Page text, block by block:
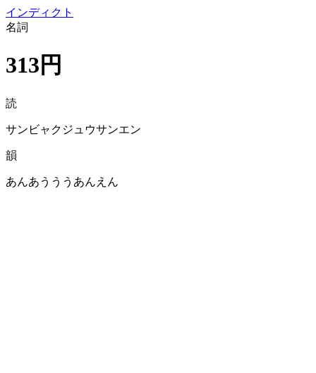
インディクト
名詞
313円
読
サンビャクジュウサンエン
韻
あんあうううあんえん